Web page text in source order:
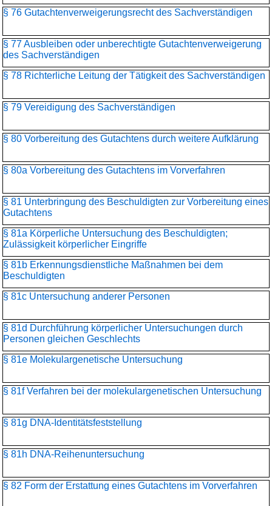
§ 76 Gutachtenverweigerungsrecht des Sachverständigen
§ 77 Ausbleiben oder unberechtigte Gutachtenverweigerung
des Sachverständigen
§ 78 Richterliche Leitung der Tätigkeit des Sachverständigen
§ 79 Vereidigung des Sachverständigen
§ 80 Vorbereitung des Gutachtens durch weitere Aufklärung
§ 80a Vorbereitung des Gutachtens im Vorverfahren
§ 81 Unterbringung des Beschuldigten zur Vorbereitung eines
Gutachtens
§ 81a Körperliche Untersuchung des Beschuldigten;
Zulässigkeit körperlicher Eingriffe
§ 81b Erkennungsdienstliche Maßnahmen bei dem
Beschuldigten
§ 81c Untersuchung anderer Personen
§ 81d Durchführung körperlicher Untersuchungen durch
Personen gleichen Geschlechts
§ 81e Molekulargenetische Untersuchung
§ 81f Verfahren bei der molekulargenetischen Untersuchung
§ 81g DNA-Identitätsfeststellung
§ 81h DNA-Reihenuntersuchung
§ 82 Form der Erstattung eines Gutachtens im Vorverfahren